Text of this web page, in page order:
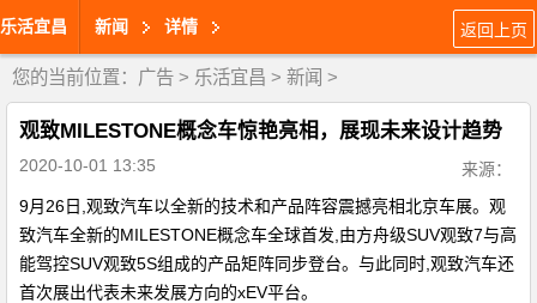
乐活宜昌 新闻 详情 返回上页
您的当前位置： 广告 > 乐活宜昌 > 新闻 >
观致MILESTONE概念车惊艳亮相，展现未来设计趋势
2020-10-01 13:35
来源：
9月26日,观致汽车以全新的技术和产品阵容震撼亮相北京车展。观
致汽车全新的MILESTONE概念车全球首发,由方舟级SUV观致7与高
能驾控SUV观致5S组成的产品矩阵同步登台。与此同时,观致汽车还
首次展出代表未来发展方向的xEV平台。